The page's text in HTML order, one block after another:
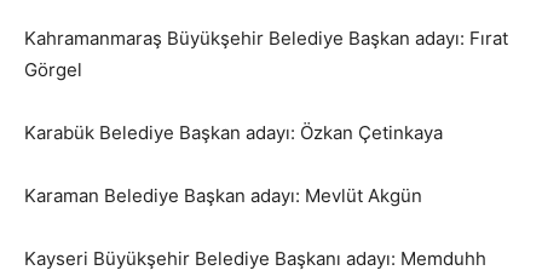
Kahramanmaraş Büyükşehir Belediye Başkan adayı: Fırat
Görgel
Karabük Belediye Başkan adayı: Özkan Çetinkaya
Karaman Belediye Başkan adayı: Mevlüt Akgün
Kayseri Büyükşehir Belediye Başkanı adayı: Memduhh